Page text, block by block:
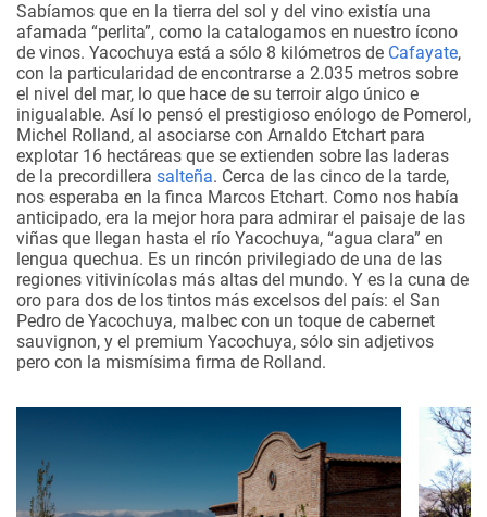
Sabíamos que en la tierra del sol y del vino existía una
afamada “perlita”, como la catalogamos en nuestro ícono
de vinos. Yacochuya está a sólo 8 kilómetros de Cafayate,
con la particularidad de encontrarse a 2.035 metros sobre
el nivel del mar, lo que hace de su terroir algo único e
inigualable. Así lo pensó el prestigioso enólogo de Pomerol,
Michel Rolland, al asociarse con Arnaldo Etchart para
explotar 16 hectáreas que se extienden sobre las laderas
de la precordillera salteña. Cerca de las cinco de la tarde,
nos esperaba en la finca Marcos Etchart. Como nos había
anticipado, era la mejor hora para admirar el paisaje de las
viñas que llegan hasta el río Yacochuya, “agua clara” en
lengua quechua. Es un rincón privilegiado de una de las
regiones vitivinícolas más altas del mundo. Y es la cuna de
oro para dos de los tintos más excelsos del país: el San
Pedro de Yacochuya, malbec con un toque de cabernet
sauvignon, y el premium Yacochuya, sólo sin adjetivos
pero con la mismísima firma de Rolland.